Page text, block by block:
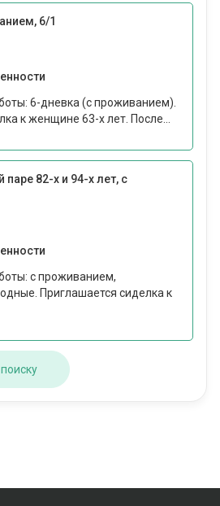
6/1
6-дневка (с проживанием).
к женщине 63-х лет. После...
82-х и 94-х лет, с
с проживанием,
Приглашается сиделка к